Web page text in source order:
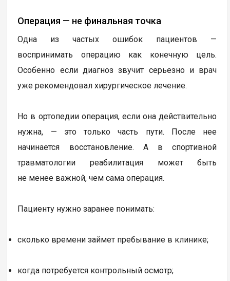
Операция — не финальная точка
Одна из частых ошибок пациентов —
воспринимать операцию как конечную цель.
Особенно если диагноз звучит серьезно и врач
уже рекомендовал хирургическое лечение.
Но в ортопедии операция, если она действительно
нужна, — это только часть пути. После нее
начинается восстановление. А в спортивной
травматологии реабилитация может быть
не менее важной, чем сама операция.
Пациенту нужно заранее понимать:
сколько времени займет пребывание в клинике;
когда потребуется контрольный осмотр;